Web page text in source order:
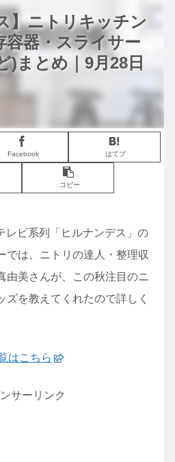
】ニトリキッチン
容器・スライサー
)まとめ｜9月28日
Facebook はてブ
コピー
レビ系列「ヒルナンデス」の
では、ニトリの達人・整理収
由美さんが、この秋注目のニ
ズを教えてくれたので詳しく
はこちら
サーリンク